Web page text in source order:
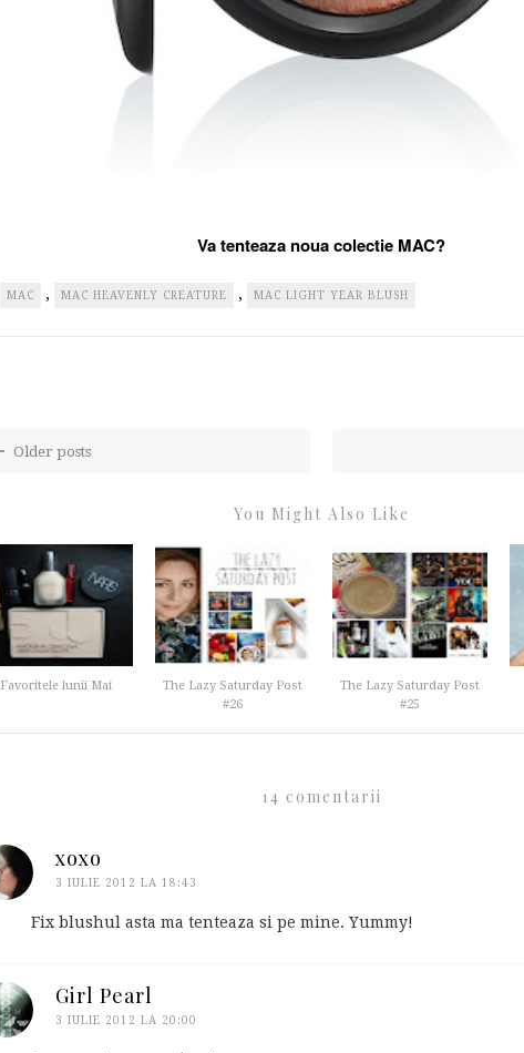
Va tenteaza noua colectie MAC?
MAC , MAC HEAVENLY CREATURE , MAC LIGHT YEAR BLUSH
Older posts
You Might Also Like
Favoritele lunii Mai
The Lazy Saturday Post
#26
The Lazy Saturday Post
#25
14 comentarii
xoxo
3 IULIE 2012 LA 18:43
Fix blushul asta ma tenteaza si pe mine. Yummy!
Girl Pearl
3 IULIE 2012 LA 20:00